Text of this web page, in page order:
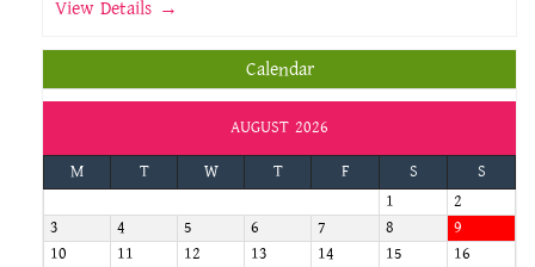
View Details →
Calendar
AUGUST 2026
M
T W T F S
S
1
2
3
4 5 6 7 8
9
10
11 12 13 14 15
16